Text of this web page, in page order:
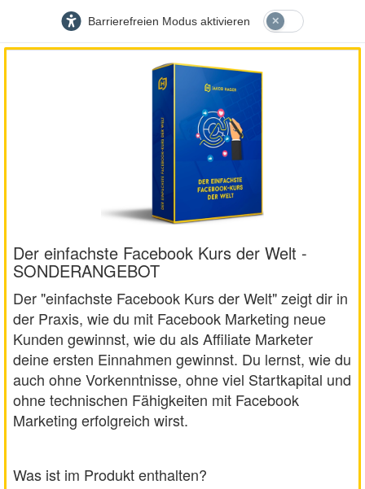
Barrierefreien Modus aktivieren
Der einfachste Facebook Kurs der Welt -
SONDERANGEBOT
Der "einfachste Facebook Kurs der Welt" zeigt dir in
der Praxis, wie du mit Facebook Marketing neue
Kunden gewinnst, wie du als Affiliate Marketer
deine ersten Einnahmen gewinnst. Du lernst, wie du
auch ohne Vorkenntnisse, ohne viel Startkapital und
ohne technischen Fähigkeiten mit Facebook
Marketing erfolgreich wirst.
Was ist im Produkt enthalten?